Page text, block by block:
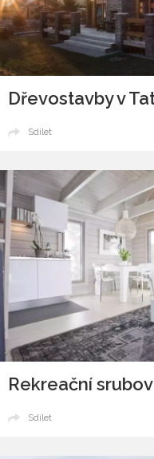
Sdílet
Rekreační
Sdílet